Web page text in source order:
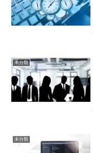
未分類
未分類